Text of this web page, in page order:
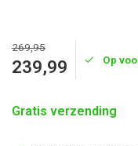
269,95
239,99 Op
Gratis verzending